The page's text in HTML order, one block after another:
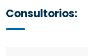
Consultorios: